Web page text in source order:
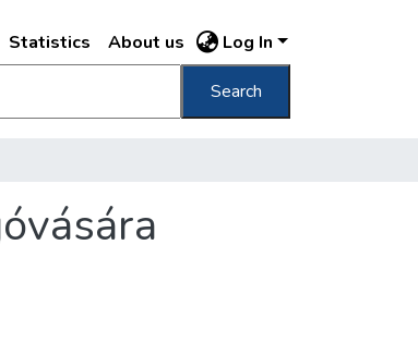
Statistics About us Log In
Search